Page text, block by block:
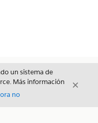
un sistema de
Más información
no
Cerrar